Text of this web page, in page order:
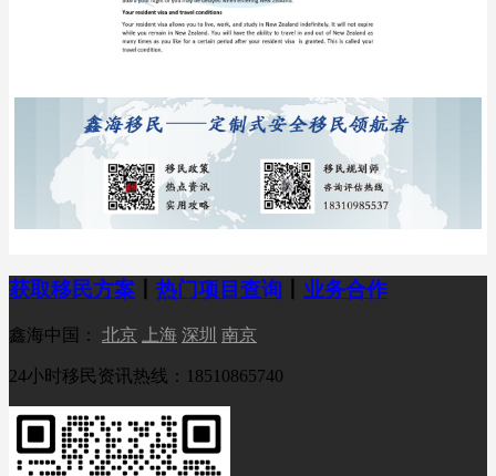
获取移民方案 热门项目查询 业务合作
鑫海中国： 北京 上海 深圳 南京
24小时移民资讯热线：18510865740